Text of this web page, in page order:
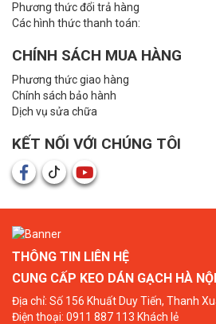
Phương thức đổi trả hàng
Các hình thức thanh toán:
CHÍNH SÁCH MUA HÀNG
Phương thức giao hàng
Chính sách bảo hành
Dịch vụ sửa chữa
KẾT NỐI VỚI CHÚNG TÔI
THÔNG TIN LIÊN HỆ
CUNG CẤP KEO DÁN GẠCH HÀ NỘI
Địa chỉ: Số 156 Khuất Duy Tiến, Thanh
Điện thoại: 0911 887 113 Khách lẻ